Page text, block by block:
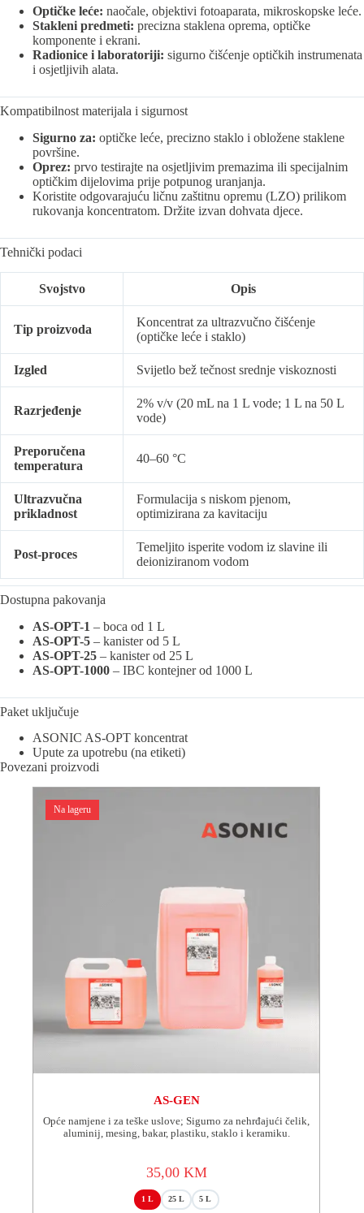
Optičke leće: naočale, objektivi fotoaparata, mikroskopske leće.
Stakleni predmeti: precizna staklena oprema, optičke
komponente i ekrani.
Radionice i laboratoriji: sigurno čišćenje optičkih instrumenata
i osjetljivih alata.
Kompatibilnost materijala i sigurnost
Sigurno za: optičke leće, precizno staklo i obložene staklene
površine.
Oprez: prvo testirajte na osjetljivim premazima ili specijalnim
optičkim dijelovima prije potpunog uranjanja.
Koristite odgovarajuću ličnu zaštitnu opremu (LZO) prilikom
rukovanja koncentratom. Držite izvan dohvata djece.
Tehnički podaci
Svojstvo Opis
Tip proizvoda
Koncentrat za ultrazvučno čišćenje
(optičke leće i staklo)
Izgled Svijetlo bež tečnost srednje viskoznosti
Razrjeđenje
2% v/v (20 mL na 1 L vode; 1 L na 50 L
vode)
Preporučena
temperatura
40–60 °C
Ultrazvučna
prikladnost
Formulacija s niskom pjenom,
optimizirana za kavitaciju
Post-proces
Temeljito isperite vodom iz slavine ili
deioniziranom vodom
Dostupna pakovanja
AS-OPT-1 – boca od 1 L
AS-OPT-5 – kanister od 5 L
AS-OPT-25 – kanister od 25 L
AS-OPT-1000 – IBC kontejner od 1000 L
Paket uključuje
ASONIC AS-OPT koncentrat
Upute za upotrebu (na etiketi)
Povezani proizvodi
Na lageru
AS-GEN
Opće namjene i za teške uslove; Sigurno za nehrđajući čelik,
aluminij, mesing, bakar, plastiku, staklo i keramiku.
35,00 KM
1 L 25 L 5 L